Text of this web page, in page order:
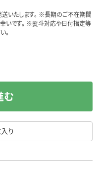
いたします。 ※長期のご不在期間
いです。 ※熨斗対応や日付指定等
。
り
む